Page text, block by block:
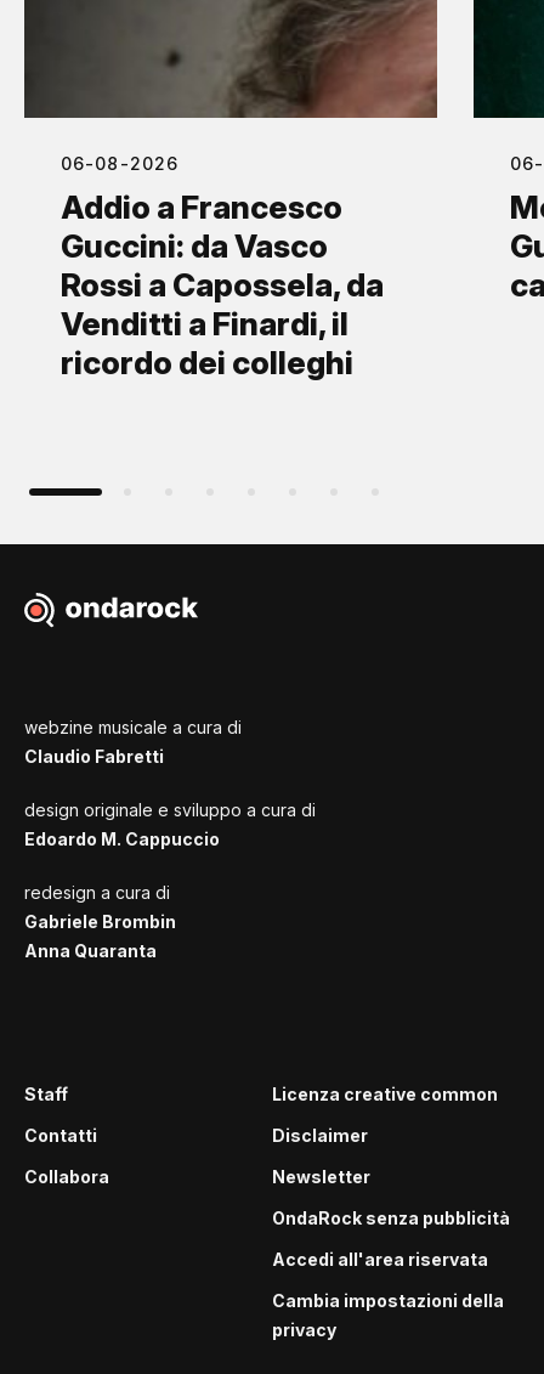
06-08-2026
Addio a Francesco
Guccini: da Vasco
Rossi a Capossela, da
Venditti a Finardi, il
ricordo dei colleghi
webzine musicale a cura di
Claudio Fabretti
design originale e sviluppo a cura di
Edoardo M. Cappuccio
redesign a cura di
Gabriele Brombin
Anna Quaranta
Staff
Contatti
Collabora
Licenza creative common
Disclaimer
Newsletter
OndaRock senza pubblicità
Accedi all'area riservata
Cambia impostazioni della
privacy